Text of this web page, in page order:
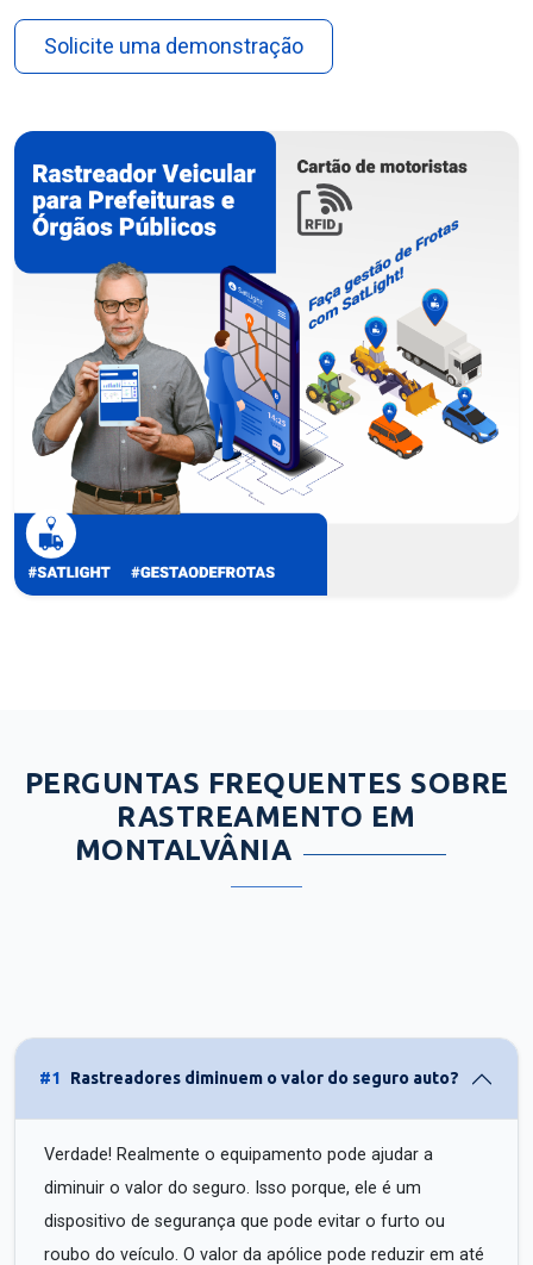
Solicite uma demonstração
PERGUNTAS FREQUENTES SOBRE
RASTREAMENTO EM
MONTALVÂNIA
#1 Rastreadores diminuem o valor do seguro auto?
Verdade! Realmente o equipamento pode ajudar a
diminuir o valor do seguro. Isso porque, ele é um
dispositivo de segurança que pode evitar o furto ou
roubo do veículo. O valor da apólice pode reduzir em até